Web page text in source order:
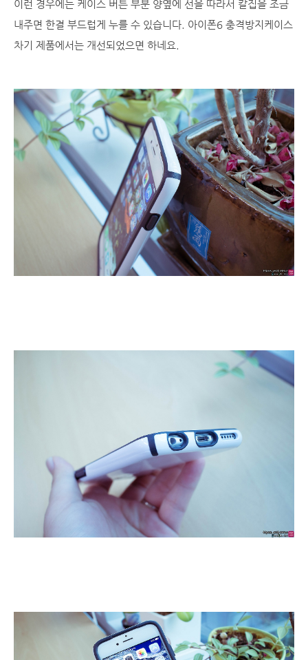
이런 경우에는 케이스 버튼 부분 양옆에 선을 따라서 칼집을 조금
내주면 한결 부드럽게 누를 수 있습니다. 아이폰6 충격방지케이스
차기 제품에서는 개선되었으면 하네요.